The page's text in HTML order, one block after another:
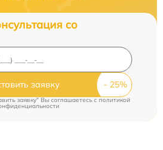
со
заявку
заявку" Вы соглашаетесь cполитикой